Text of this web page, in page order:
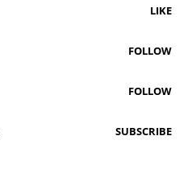
LIKE
FOLLOW
FOLLOW
SUBSCRIBE